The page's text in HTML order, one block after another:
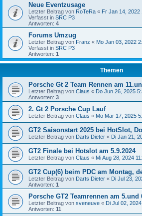
Neue Eventzusage
Letzter Beitrag von RoTeRa « Fr Jan 14, 2022
Verfasst in SRC P3
Antworten: 4
Forums Umzug
Letzter Beitrag von Franz « Mo Jan 03, 2022
Verfasst in SRC P3
Antworten: 1
Themen
Porsche Gt 2 Team Rennen am
Letzter Beitrag von Claus « Do Jun 26, 2025
Antworten: 3
2. Gt 2 Porsche Cup Lauf
Letzter Beitrag von Claus « Mo Mär 17, 2025
GT2 Saisonstart 2025 bei HotSlot,
Letzter Beitrag von Darts Dieter « Di Jan 21,
GT2 Finale bei Hotslot am 5.9.2024
Letzter Beitrag von Claus « Mi Aug 28, 2024
GT2 Cup(6) beim PDC am Montag,
Letzter Beitrag von Darts Dieter « Di Jul 23,
Antworten: 1
Porsche GT2 Teamrennen am 5.und
Letzter Beitrag von sveneuve « Di Jul 02,
Antworten: 11